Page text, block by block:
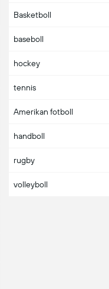
Aruba
Asia
Australia
Austria
Azerbaijan
Bahamas
Bahrain
Bangladesh
Basketboll
baseboll
hockey
tennis
Amerikan fotboll
handboll
rugby
volleyboll